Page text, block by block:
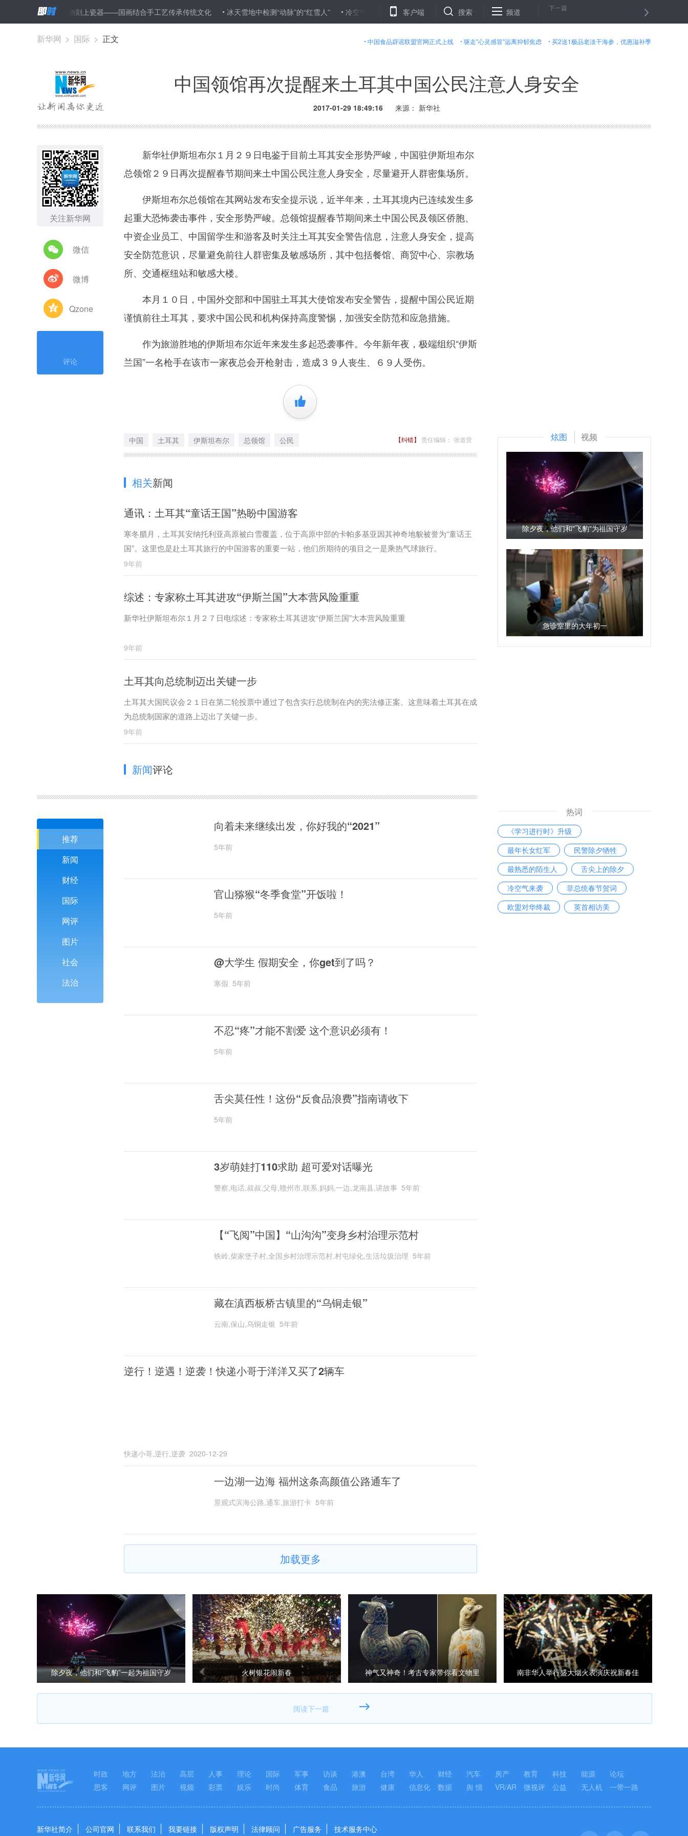
里的水浒人物刻上瓷器——国画结合手工艺传承传统文化 冰天雪地中检测“动脉”的“红雪人” 冷空气南下 中国南方气温将大幅“跳水” 云南巍山古城热闹年 真真切切的居住变化 实实在在的民生收获——
客户端 搜索 频道 下一篇
中国食品辟谣联盟官网正式上线 驱走"心灵感冒"远离抑郁焦虑 买2送1极品老淡干海参，优惠滋补季
新华网 > 国际 > 正文
中国领馆再次提醒来土耳其中国公民注意人身安全
2017-01-29 18:49:16 来源： 新华社
关注新华网
微信
微博
Qzone
评论
新华社伊斯坦布尔１月２９日电鉴于目前土耳其安全形势严峻，中国驻伊斯坦布尔
总领馆２９日再次提醒春节期间来土中国公民注意人身安全，尽量避开人群密集场所。
伊斯坦布尔总领馆在其网站发布安全提示说，近半年来，土耳其境内已连续发生多
起重大恐怖袭击事件，安全形势严峻。总领馆提醒春节期间来土中国公民及领区侨胞、
中资企业员工、中国留学生和游客及时关注土耳其安全警告信息，注意人身安全，提高
安全防范意识，尽量避免前往人群密集及敏感场所，其中包括餐馆、商贸中心、宗教场
所、交通枢纽站和敏感大楼。
本月１０日，中国外交部和中国驻土耳其大使馆发布安全警告，提醒中国公民近期
谨慎前往土耳其，要求中国公民和机构保持高度警惕，加强安全防范和应急措施。
作为旅游胜地的伊斯坦布尔近年来发生多起恐袭事件。今年新年夜，极端组织“伊斯
兰国”一名枪手在该市一家夜总会开枪射击，造成３９人丧生、６９人受伤。
+1
中国 土耳其 伊斯坦布尔 总领馆 公民 【纠错】 责任编辑： 张道营
相关新闻
通讯：土耳其“童话王国”热盼中国游客
寒冬腊月，土耳其安纳托利亚高原被白雪覆盖，位于高原中部的卡帕多基亚因其神奇地貌被誉为“童话王
国”。这里也是赴土耳其旅行的中国游客的重要一站，他们所期待的项目之一是乘热气球旅行。
9年前
综述：专家称土耳其进攻“伊斯兰国”大本营风险重重
新华社伊斯坦布尔１月２７日电综述：专家称土耳其进攻“伊斯兰国”大本营风险重重
9年前
土耳其向总统制迈出关键一步
土耳其大国民议会２１日在第二轮投票中通过了包含实行总统制在内的宪法修正案。这意味着土耳其在成
为总统制国家的道路上迈出了关键一步。
9年前
新闻评论
推荐
新闻
财经
国际
网评
图片
社会
法治
向着未来继续出发，你好我的“2021”
5年前
官山猕猴“冬季食堂”开饭啦！
5年前
@大学生 假期安全，你get到了吗？
寒假 5年前
不忍“疼”才能不割爱 这个意识必须有！
5年前
舌尖莫任性！这份“反食品浪费”指南请收下
5年前
3岁萌娃打110求助 超可爱对话曝光
警察,电话,叔叔,父母,赣州市,联系,妈妈,一边,龙南县,讲故事 5年前
【“飞阅”中国】“山沟沟”变身乡村治理示范村
铁岭,柴家堡子村,全国乡村治理示范村,村屯绿化,生活垃圾治理 5年前
藏在滇西板桥古镇里的“乌铜走银”
云南,保山,乌铜走银 5年前
逆行！逆遇！逆袭！快递小哥于洋洋又买了2辆车
快递小哥,逆行,逆袭 2020-12-29
一边湖一边海 福州这条高颜值公路通车了
景观式滨海公路,通车,旅游打卡 5年前
加载更多
炫图 视频
除夕夜，他们和"飞豹"为祖国守岁
急诊室里的大年初一
热词
《学习进行时》升级
最年长女红军
民警除夕牺牲
最熟悉的陌生人
舌尖上的除夕
冷空气来袭
菲总统春节贺词
欧盟对华终裁
英首相访美
除夕夜，他们和“飞豹”一起为祖国守岁 火树银花闹新春
神气又神奇！考古专家带你看文物里
南非华人举行盛大烟火表演庆祝新春佳
时政 地方 法治 高层 人事 理论 国际 军事 访谈 港澳 台湾 华人 财经 汽车 房产 教育 科技 能源
论坛
思客
网评 图片 视频 彩票 娱乐 时尚 体育 食品 旅游 健康 信息化 数据 舆 情 VR/AR 微视评 公益 无人机 一带一路
新华社简介 公司官网 联系我们 我要链接 版权声明 法律顾问 广告服务 技术服务中心